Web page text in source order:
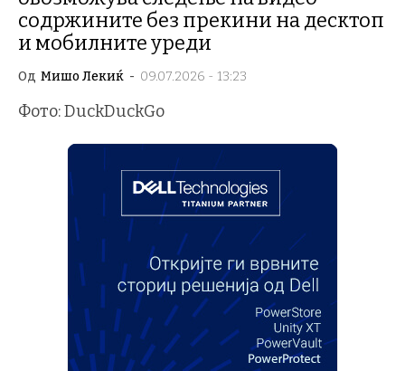
содржините без прекини на десктоп
и мобилните уреди
Од Мишо Лекиќ - 09.07.2026 - 13:23
Фото: DuckDuckGo